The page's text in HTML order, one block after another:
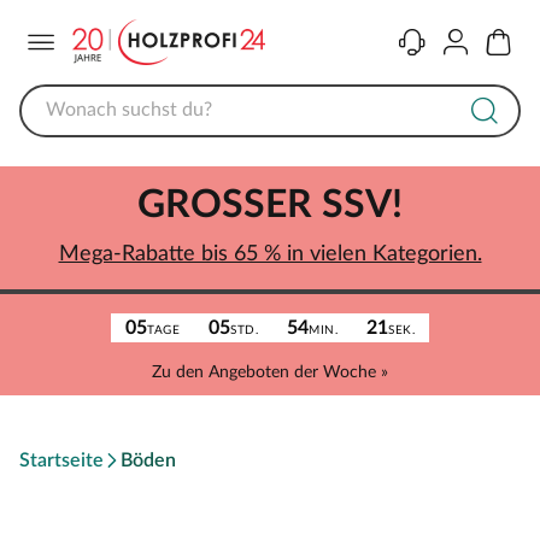
KontaktKonto
05TAGE 05STD. 54MIN. 21SEK.
Zu den Angeboten der Woche »
GROSSER SSV!
Mega-Rabatte bis 65 % in vielen Kategorien.
Startseite Böden